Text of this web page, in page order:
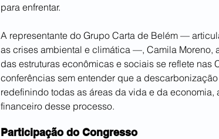
para enfrentar.
A representante do Grupo Carta de Belém —
as crises ambiental e climática —, Camila Moreno,
das estruturas econômicas e sociais se reflete nas
conferências sem entender que a
redefinindo todas as áreas da vida e da
financeiro desse processo.
Participação do Congresso